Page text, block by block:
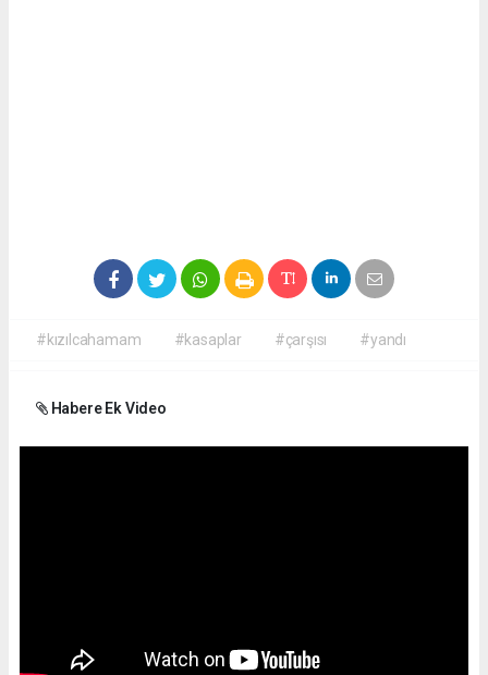
#kızılcahamam #kasaplar #çarşısı #yandı
Habere Ek Video